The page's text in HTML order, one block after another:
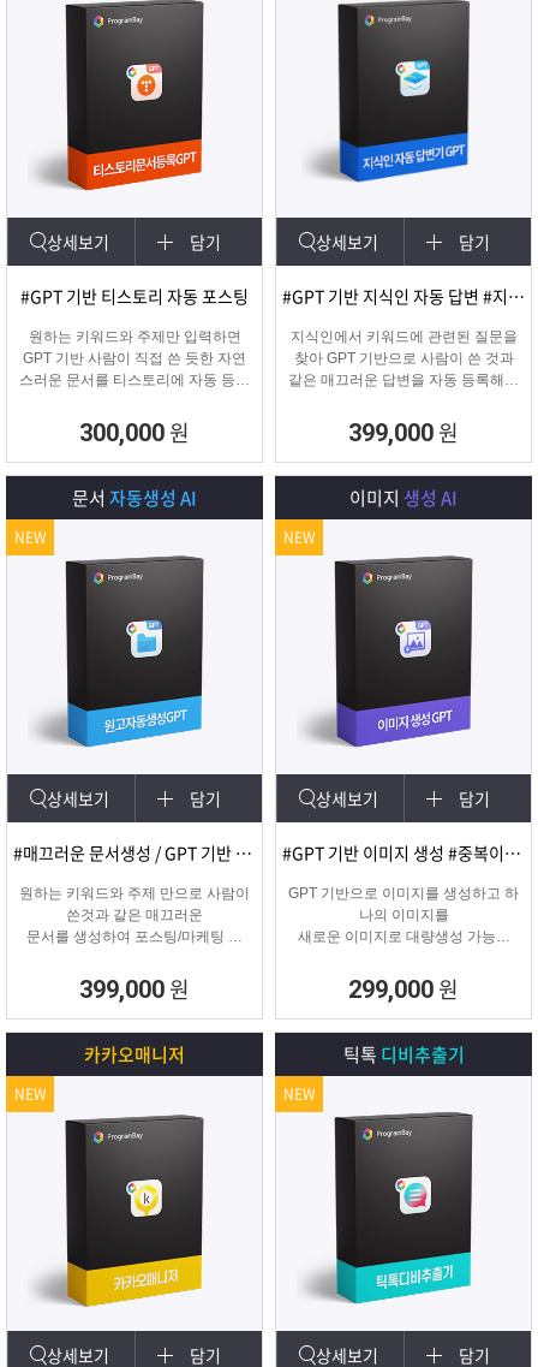
상세보기 담기
#GPT 기반 티스토리 자동 포스팅
원하는 키워드와 주제만 입력하면
GPT 기반 사람이 직접 쓴 듯한 자연
스러운 문서를 티스토리에 자동 등록
티스토리 육성용, 콘텐츠 마케터, 업
체 홍보에 적합한 마케팅 프로그램
입니다.
300,000 원
상세보기 담기
#GPT 기반 지식인 자동 답변 #지식인마케팅
지식인에서 키워드에 관련된 질문을
찾아 GPT 기반으로 사람이 쓴 것과
같은 매끄러운 답변을 자동 등록해주
399,000 원
문서 자동생성 AI
상세보기 담기
#매끄러운 문서생성 / GPT 기반 문서
원하는 키워드와 주제 만으로 사람이
쓴것과 같은 매끄러운
문서를 생성하여 포스팅/마케팅 시
소모되는 시간을 없애주는 고퀄리티
문서생성 프로그램입니다.
399,000 원
NEW
이미지 생성 AI
상세보기 담기
#GPT 기반 이미지 생성 #중복이미지 #유사이미지
GPT 기반으로 이미지를 생성하고 하
나의 이미지를
새로운 이미지로 대량생성 가능한
299,000 원
NEW
카카오매니저
상세보기 담기
NEW
틱톡 디비추출기
상세보기 담기
NEW